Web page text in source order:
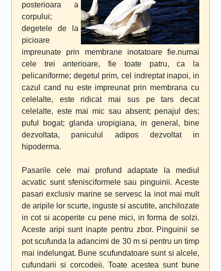
posterioara a
corpului;
degetele de la
picioare
impreunate prin membrane inotatoare fie.numai
cele trei anterioare, fie toate patru, ca la
pelicaniforme; degetul prim, cel indreptat inapoi, in
cazul cand nu este impreunat prin membrana cu
celelalte, este ridicat mai sus pe tars decat
celelalte, este mai mic sau absent; penajul des;
puful bogat; glanda uropigiana, in general, bine
dezvoltata, paniculul adipos dezvoltat in
hipoderma.
Pasarile cele mai profund adaptate la mediul
acvatic sunt sfenisciformele sau pinguinii. Aceste
pasari exclusiv marine se servesc la inot mai mult
de aripile lor scurte, inguste si ascutite, anchilozate
in cot si acoperite cu pene mici, in forma de solzi.
Aceste aripi sunt inapte pentru zbor. Pinguinii se
pot scufunda la adancimi de 30 m si pentru un timp
mai indelungat. Bune scufundatoare sunt si alcele,
cufundarii si corcodeii. Toate acestea sunt bune